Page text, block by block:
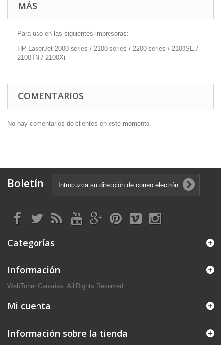
MÁS
Para uso en las siguientes impresoras:
HP LaserJet 2000 series / 2100 series / 2200 series / 2100SE /
2100TN / 2100Xi
COMENTARIOS
No hay comentarios de clientes en este momento.
Boletín
Categorías
Información
WebToner Canarias. All Rights Reserved
Mi cuenta
Información sobre la tienda